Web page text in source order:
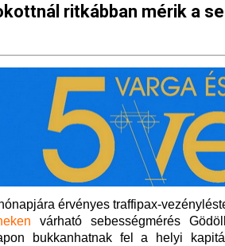
ritkábban mérik a
érvényes traffipax-
várható sebességmérés
bukkanhatnak fel a helyi